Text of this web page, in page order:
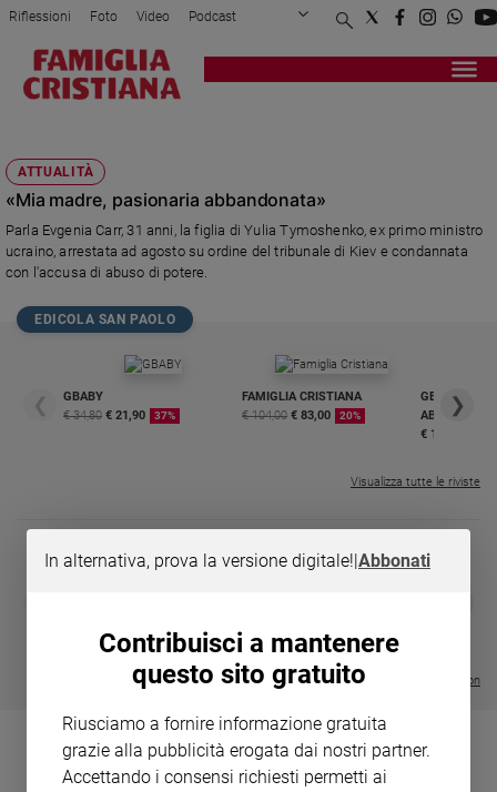
Attualità
Politica
Mondo
Economia
Legalità
giustizia
Sport
Papa
Chiesa
Riflessioni Foto Video Podcast
Privacy Policy Chi siamo
Registrati Redazione
ATTUALITÀ
«Mia madre, pasionaria abbandonata»
Parla Evgenia Carr, 31 anni, la figlia di Yulia Tymoshenko, ex primo ministro
ucraino, arrestata ad agosto su ordine del tribunale di Kiev e condannata
con l'accusa di abuso di potere.
EDICOLA SAN PAOLO
❮
GBABY
€ 34,80 € 21,90 37%
FAMIGLIA CRISTIANA
€ 104,00 € 83,00 20%
GBABY
€ 16,99
❯
Visualizza tutte le riviste
- VOL DA 1 AL 5
€ 64,50
Visualizza tutte le collection
In alternativa, prova la versione digitale!|Abbonati
Contribuisci a mantenere
questo sito gratuito
Riusciamo a fornire informazione gratuita
grazie alla pubblicità erogata dai nostri partner.
Accettando i consensi richiesti permetti ai